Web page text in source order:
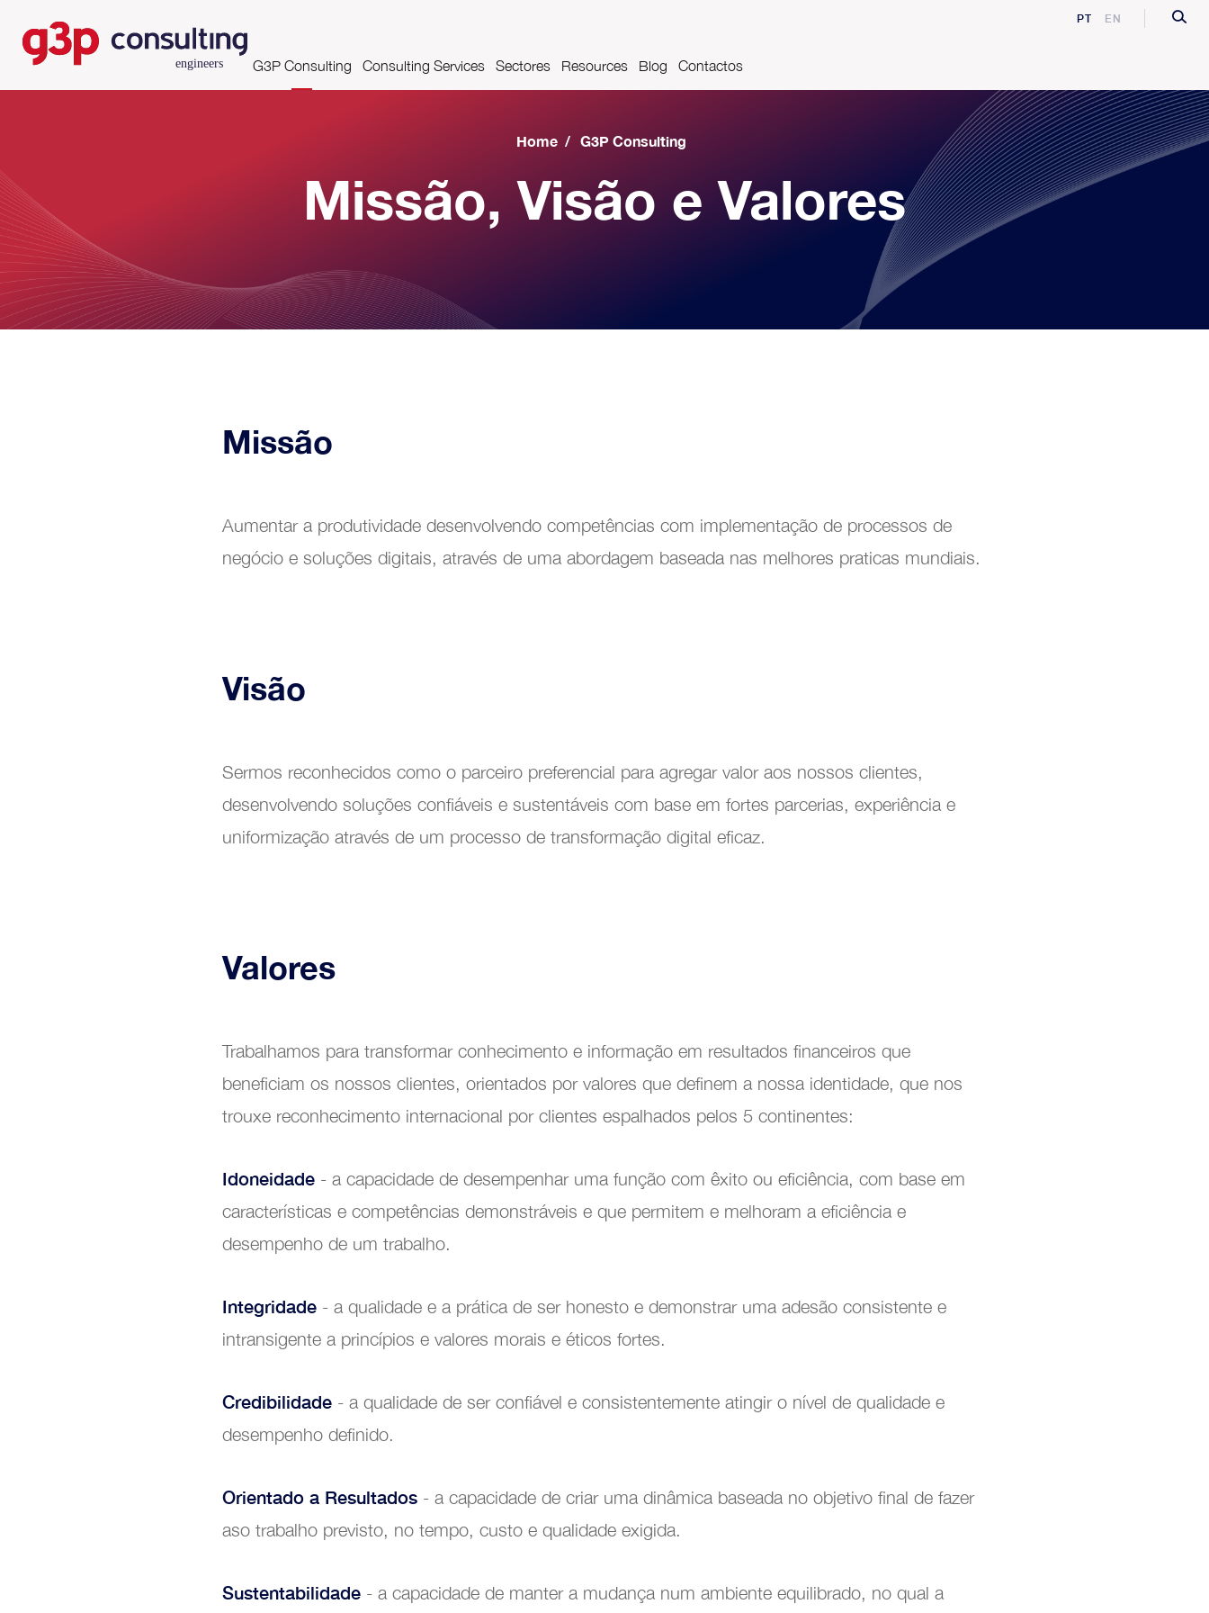
PT EN
G3P Consulting
Clientes
Growing Productivity
Consulting Services
Excelência Operacional
Transformação Digital
Sectores
Indústria Automóvel
Indústria de Plásticos
Automobile sales and assistance
Tobacco
Resources Blog Contactos
Home / G3P Consulting
Missão, Visão e Valores
Missão
Aumentar a produtividade desenvolvendo competências com implementação de processos de
negócio e soluções digitais, através de uma abordagem baseada nas melhores praticas mundiais.
Visão
Sermos reconhecidos como o parceiro preferencial para agregar valor aos nossos clientes,
desenvolvendo soluções confiáveis e sustentáveis com base em fortes parcerias, experiência e
uniformização através de um processo de transformação digital eficaz.
Valores
Trabalhamos para transformar conhecimento e informação em resultados financeiros que
beneficiam os nossos clientes, orientados por valores que definem a nossa identidade, que nos
trouxe reconhecimento internacional por clientes espalhados pelos 5 continentes:
Idoneidade - a capacidade de desempenhar uma função com êxito ou eficiência, com base em
características e competências demonstráveis e que permitem e melhoram a eficiência e
desempenho de um trabalho.
Integridade - a qualidade e a prática de ser honesto e demonstrar uma adesão consistente e
intransigente a princípios e valores morais e éticos fortes.
Credibilidade - a qualidade de ser confiável e consistentemente atingir o nível de qualidade e
desempenho definido.
Orientado a Resultados - a capacidade de criar uma dinâmica baseada no objetivo final de fazer
aso trabalho previsto, no tempo, custo e qualidade exigida.
Sustentabilidade - a capacidade de manter a mudança num ambiente equilibrado, no qual a